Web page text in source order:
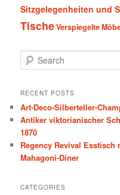
Sitzgelegenheiten und
TischeVerspiegelte
e
r
h
RECENT POSTS
Art-Deco-Silberteller-
Antiker viktorianischer
1870
Regency Revival
Mahagoni-Diner
CATEGORIES